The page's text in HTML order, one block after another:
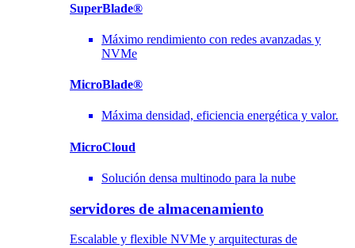
SuperBlade®
Máximo rendimiento con redes avanzadas y
NVMe
MicroBlade®
Máxima densidad, eficiencia energética y valor.
MicroCloud
Solución densa multinodo para la nube
servidores de almacenamiento
Escalable y flexible NVMe y arquitecturas de